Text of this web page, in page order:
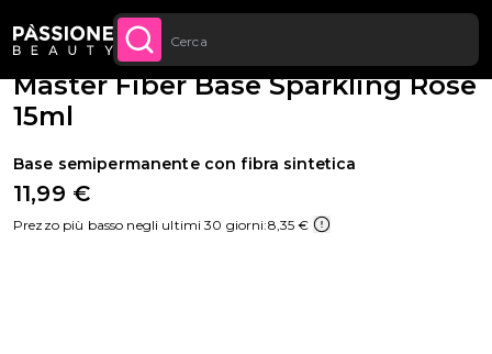
Sconto quantità: dal -5% sugli ordini a
partire da 250€
Briciole di pane
Smalti semipermanenti
Master Fiber Base Sparkling Rose
15ml
Base semipermanente con fibra sintetica
11,99 €
Prezzo più basso negli ultimi 30 giorni:8,35 €